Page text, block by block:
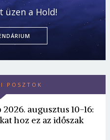
üzen a Hold!
POSZTOK
augusztus 10-16:
hoz ez az időszak